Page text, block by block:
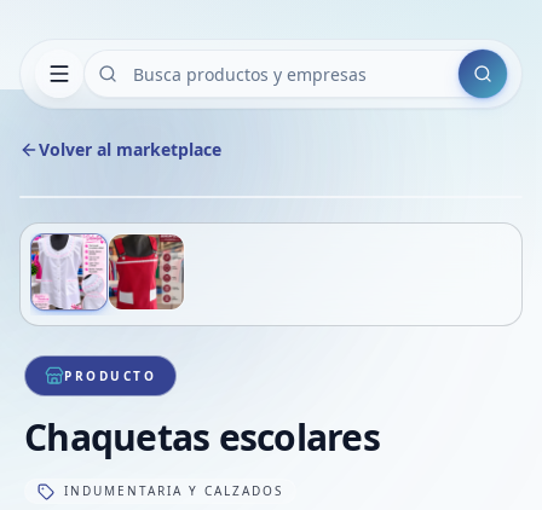
Buscar
Volver al marketplace
1/2
PRODUCTO
Chaquetas escolares
INDUMENTARIA Y CALZADOS